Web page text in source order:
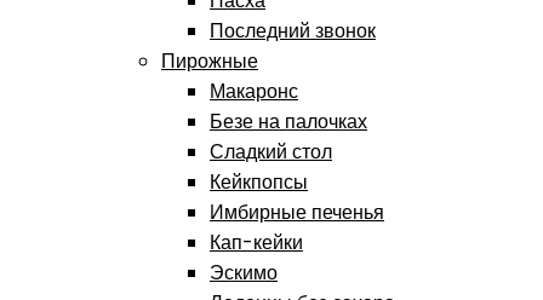
Последний звонок
Пирожные
Макаронс
Безе на палочках
Сладкий стол
Кейкпопсы
Имбирные печенья
Кап-кейки
Эскимо